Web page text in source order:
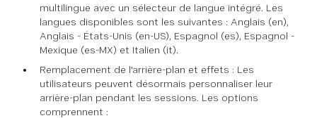
multilingue avec un sélecteur de langue intégré. Les
langues disponibles sont les suivantes : Anglais (en),
Anglais - États-Unis (en-US), Espagnol (es), Espagnol -
Mexique (es-MX) et Italien (it).
Remplacement de l'arrière-plan et effets : Les
utilisateurs peuvent désormais personnaliser leur
arrière-plan pendant les sessions. Les options
comprennent :